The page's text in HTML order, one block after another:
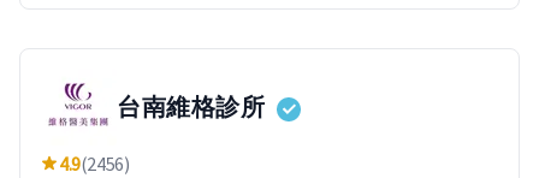
台南維格診所
4.9(2456)